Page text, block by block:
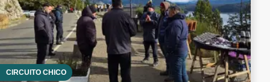
CIRCUITO CHICO